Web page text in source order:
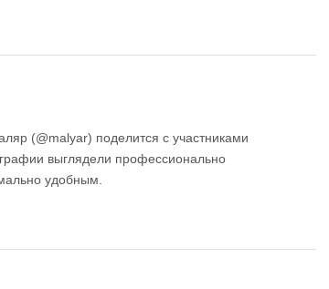
(@malyar) поделится с участниками
выглядели профессионально
удобным.